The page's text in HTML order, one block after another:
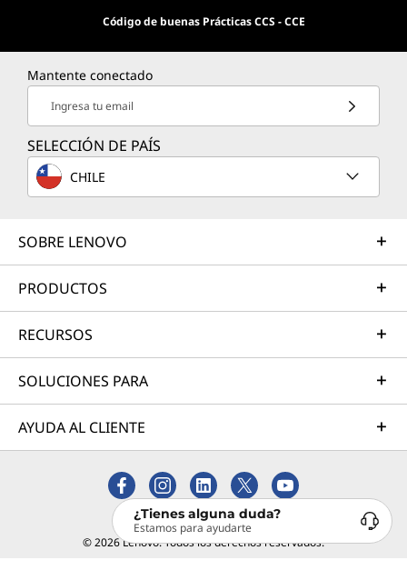
Código de buenas Prácticas CCS - CCE
Mantente conectado
Ingresa tu email
SELECCIÓN DE PAÍS
CHILE
SOBRE LENOVO
PRODUCTOS
RECURSOS
SOLUCIONES PARA
AYUDA AL CLIENTE
© 2026 Lenovo. Todos los derechos reservados.
¿Tienes alguna duda?
Estamos para ayudarte